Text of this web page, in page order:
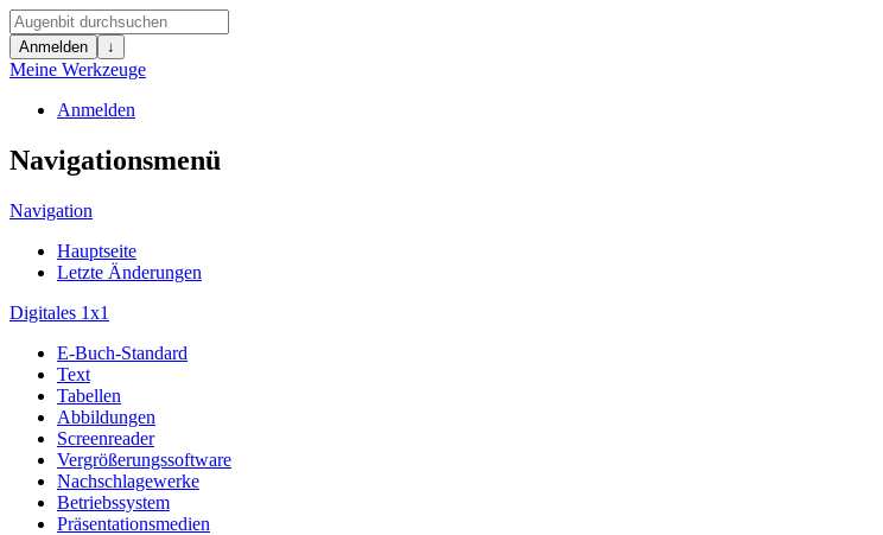
Anmelden ↓
Meine Werkzeuge
Anmelden
Navigationsmenü
Navigation
Hauptseite
Letzte Änderungen
Digitales 1x1
E-Buch-Standard
Text
Tabellen
Abbildungen
Screenreader
Vergrößerungssoftware
Nachschlagewerke
Betriebssystem
Präsentationsmedien